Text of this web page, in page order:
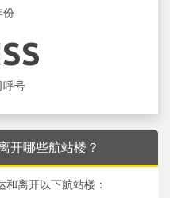
份
呼号
开哪些航站楼？
和离开以下航站楼：